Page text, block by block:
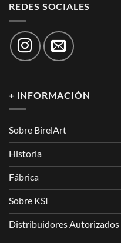
REDES SOCIALES
+ INFORMACIÓN
Sobre BirelArt
Historia
Fábrica
Sobre KSI
Distribuidores Autorizados